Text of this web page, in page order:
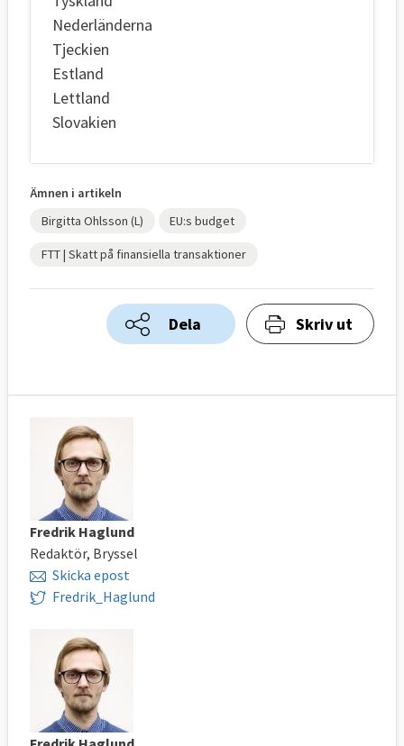
Nederländerna
Tjeckien
Estland
Lettland
Slovakien
Ämnen i artikeln
Birgitta Ohlsson (L)
EU:s budget
FTT | Skatt på finansiella transaktioner
Dela Skriv ut
Fredrik Haglund
Redaktör, Bryssel
Skicka epost
Fredrik_Haglund